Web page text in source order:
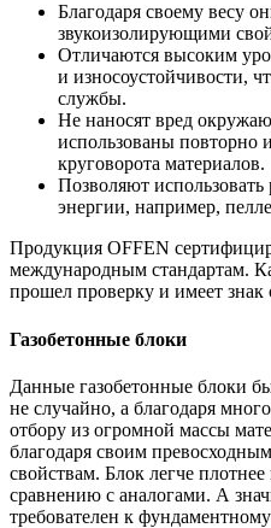
Благодаря своему весу
звукоизолирующими
Отличаются высоким
и износоустойчивости,
службы.
Не наносят вред
использованы повторно
круговорота материалов.
Позволяют
энергии, например,
Продукция OFFEN
международным стандартам.
прошел проверку и имеет знак
Газобетонные блоки
Данные газобетонные блоки
не случайно, а благодаря
отбору из огромной массы
благодаря своим
свойствам. Блок легче
сравнению с аналогами. А
требователен к